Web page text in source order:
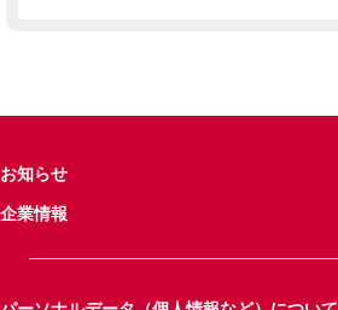
お知らせ
企業情報